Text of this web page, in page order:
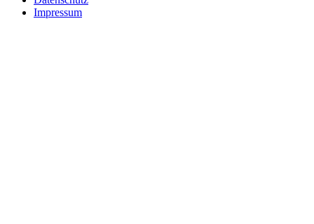
Impressum